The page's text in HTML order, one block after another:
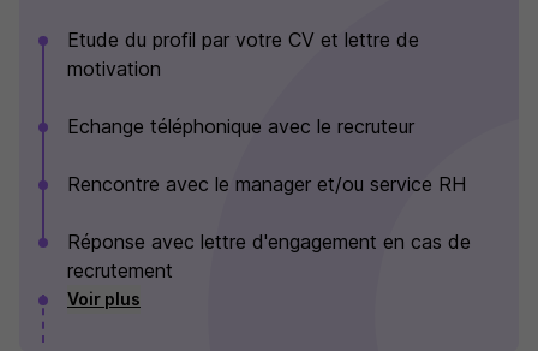
Etude du profil par votre CV et lettre de
motivation
Echange téléphonique avec le recruteur
Rencontre avec le manager et/ou service RH
Réponse avec lettre d'engagement en cas de
recrutement
Voir plus